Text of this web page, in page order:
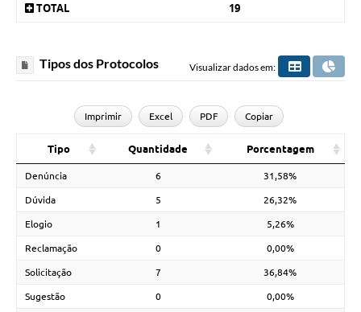
TOTAL 19
Tipos dos Protocolos Visualizar dados em:
Imprimir Excel PDF Copiar
Tipo Quantidade Porcentagem
Denúncia 6 31,58%
Dúvida 5 26,32%
Elogio 1 5,26%
Reclamação 0 0,00%
Solicitação 7 36,84%
Sugestão 0 0,00%